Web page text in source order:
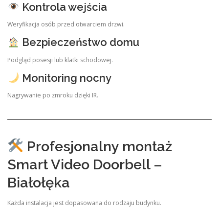
Kontrola wejścia
Weryfikacja osób przed otwarciem drzwi.
Bezpieczeństwo domu
Podgląd posesji lub klatki schodowej.
Monitoring nocny
Nagrywanie po zmroku dzięki IR.
Profesjonalny montaż
Smart Video Doorbell –
Białołęka
Każda instalacja jest dopasowana do rodzaju budynku.